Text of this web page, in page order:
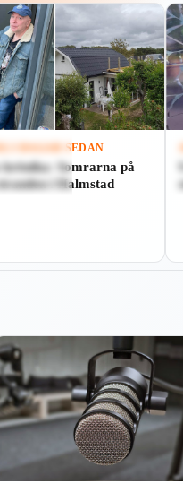
5 DAGAR SEDAN
krönika: Somrarna på
i Halmstad